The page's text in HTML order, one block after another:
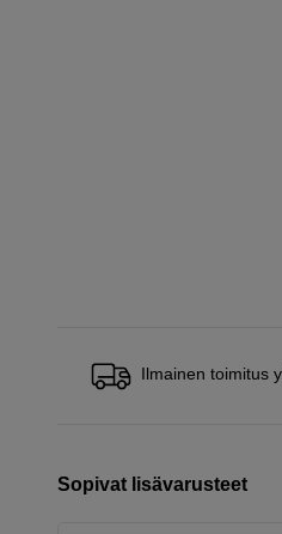
Ilmainen toimitus
Sopivat lisävarusteet